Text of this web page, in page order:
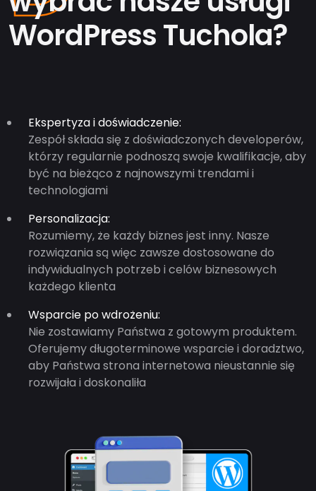
WordPress Tuchola?
Ekspertyza i doświadczenie:
Zespół składa się z doświadczonych developerów,
którzy regularnie podnoszą swoje kwalifikacje, aby
być na bieżąco z najnowszymi trendami i
technologiami
Personalizacja:
Rozumiemy, że każdy biznes jest inny. Nasze
rozwiązania są więc zawsze dostosowane do
indywidualnych potrzeb i celów biznesowych
każdego klienta
Wsparcie po wdrożeniu:
Nie zostawiamy Państwa z gotowym produktem.
Oferujemy długoterminowe wsparcie i doradztwo,
aby Państwa strona internetowa nieustannie się
rozwijała i doskonaliła